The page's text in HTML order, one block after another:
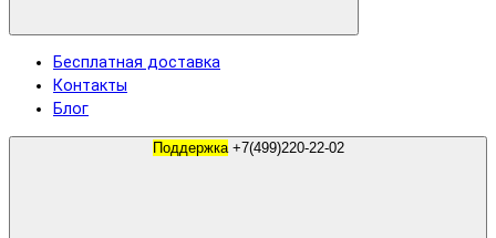
Бесплатная доставка
Контакты
Блог
Поддержка +7(499)220-22-02